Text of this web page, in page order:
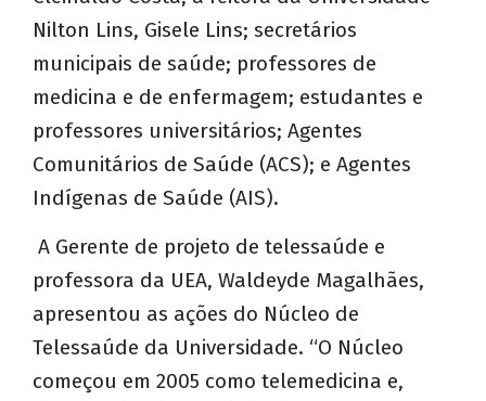
Nilton Lins, Gisele Lins; secretários
municipais de saúde; professores de
medicina e de enfermagem; estudantes e
professores universitários; Agentes
Comunitários de Saúde (ACS); e Agentes
Indígenas de Saúde (AIS).
A Gerente de projeto de telessaúde e
professora da UEA, Waldeyde Magalhães,
apresentou as ações do Núcleo de
Telessaúde da Universidade. “O Núcleo
começou em 2005 como telemedicina e,